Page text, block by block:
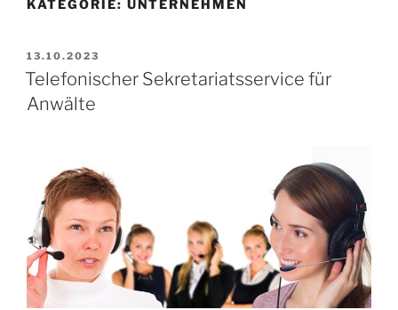
KATEGORIE: UNTERNEHMEN
VERÖFFENTLICHT
AM
13.10.2023
Telefonischer Sekretariatsservice für
Anwälte